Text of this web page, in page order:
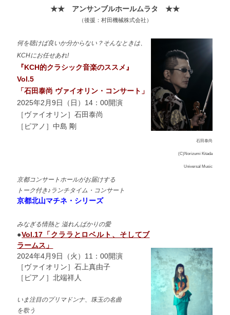
★★ アンサンブルホールムラタ ★★
（後援：村田機械株式会社）
何を聴けば良いか分からない？そんなときは、
KCHにお任せあれ!
『KCH的クラシック音楽のススメ』
Vol.5
「石田泰尚 ヴァイオリン・コンサート」
2025年2月9日（日）14：00開演
［ヴァイオリン］石田泰尚
［ピアノ］中島 剛
石田泰尚
(C)Norizumi Kitada
Universal Music
京都コンサートホールがお届けする
トーク付き♪ランチタイム・コンサート
京都北山マチネ・シリーズ
みなぎる情熱と 溢れんばかりの愛
●Vol.17「クララとロベルト、そしてブ
ラームス 」
2024年4月9日（火）11：00開演
［ヴァイオリン］石上真由子
［ピアノ］北端祥人
いま注目のプリマドンナ、珠玉の名曲
を歌う